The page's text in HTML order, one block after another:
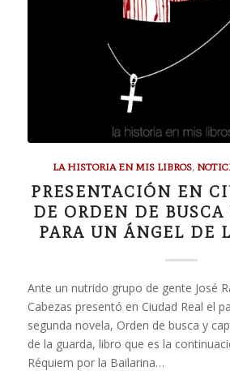
LA HISTORIA EN MIS LIBROS,
PRESENTACIÓN EN
DE ORDEN DE BUSCA
PARA UN ÁNGEL DE
Ante un nutrido grupo de gente José
Cabezas presentó en Ciudad Real el
segunda novela, Orden de busca y
de la guarda, libro que es la
Réquiem por la Bailarina…